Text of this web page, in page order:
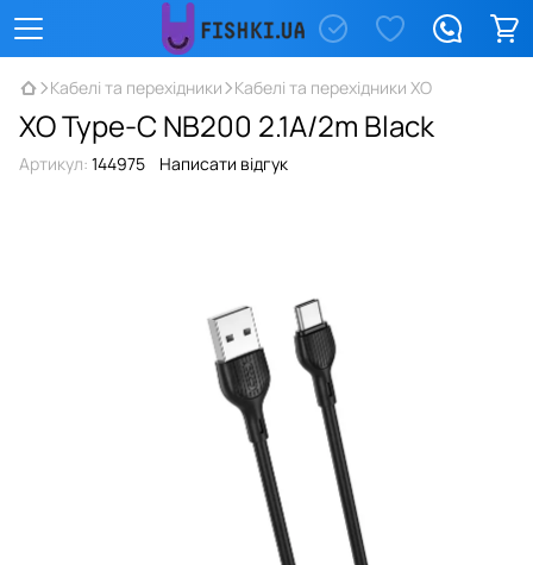
Кабелі та перехідники Кабелі та перехідники XO
XO Type-C NB200 2.1A/2m Black
Артикул: 144975 Написати відгук